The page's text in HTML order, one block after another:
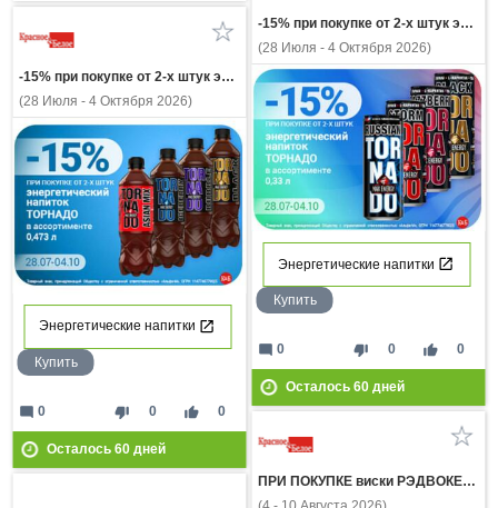
-15% при покупке от 2-х штук энергетический напиток ТОРНАДО в ассортимент 0,33л
(28 Июля - 4 Октября 2026)
Энергетические напитки
Купить
thumb_down 0 thumb_up 0
mode_comment 0
Осталось 60дней
-15% при покупке от 2-х штук энергетический напиток ТОРНАДО в ассортимент 0,473л
(28 Июля - 4 Октября 2026)
Энергетические напитки
Купить
thumb_down 0 thumb_up 0
mode_comment 0
Осталось 60дней
ПРИ ПОКУПКЕ виски РЭДВОКЕР 0,5л газ напиток ЭКСПОРТ СТАЙЛ КЛАССИК КОЛА 0,5л за 1 рубль